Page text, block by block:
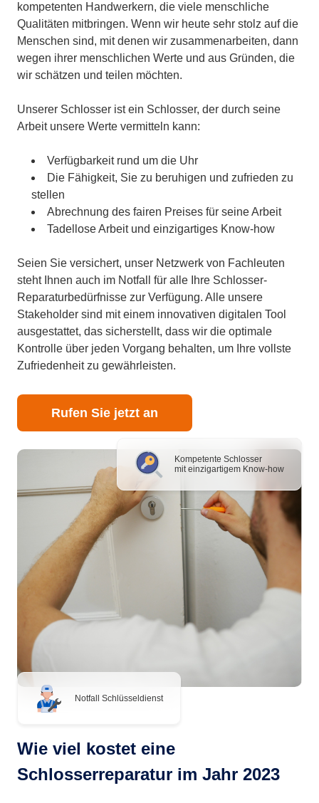
Kompetente Schlosser
mit einzigartigem Know-how
Notfall Schlüsseldienst
kompetenten Handwerkern, die viele menschliche
Qualitäten mitbringen. Wenn wir heute sehr stolz auf die
Menschen sind, mit denen wir zusammenarbeiten, dann
wegen ihrer menschlichen Werte und aus Gründen, die
wir schätzen und teilen möchten.
Unserer Schlosser ist ein Schlosser, der durch seine
Arbeit unsere Werte vermitteln kann:
Verfügbarkeit rund um die Uhr
Die Fähigkeit, Sie zu beruhigen und zufrieden zu
stellen
Abrechnung des fairen Preises für seine Arbeit
Tadellose Arbeit und einzigartiges Know-how
Seien Sie versichert, unser Netzwerk von Fachleuten
steht Ihnen auch im Notfall für alle Ihre Schlosser-
Reparaturbedürfnisse zur Verfügung. Alle unsere
Stakeholder sind mit einem innovativen digitalen Tool
ausgestattet, das sicherstellt, dass wir die optimale
Kontrolle über jeden Vorgang behalten, um Ihre vollste
Zufriedenheit zu gewährleisten.
Rufen Sie jetzt an
Wie viel kostet eine
Schlosserreparatur im Jahr 2023